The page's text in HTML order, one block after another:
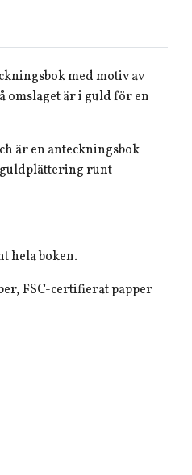
med motiv av
omslaget är i guld för en
är en anteckningsbok
runt
hela boken.
FSC-certifierat papper